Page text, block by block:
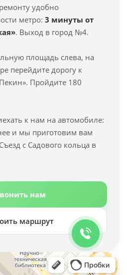
удобно
метро: 3 минуты от
. Выход в город №4.
площадь слева, на
перейдите дорогу к
Пройдите 180
к нам на автомобиле:
и мы приготовим вам
с Садового кольца в
нам
маршрут